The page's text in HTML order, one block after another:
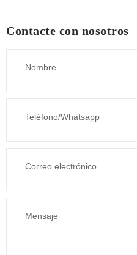
Contacte con nosotros